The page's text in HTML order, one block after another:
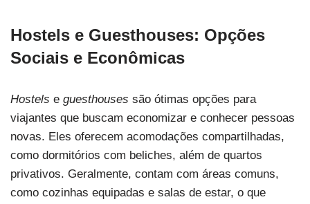
Hostels e Guesthouses: Opções
Sociais e Econômicas
Hostels e guesthouses são ótimas opções para
viajantes que buscam economizar e conhecer pessoas
novas. Eles oferecem acomodações compartilhadas,
como dormitórios com beliches, além de quartos
privativos. Geralmente, contam com áreas comuns,
como cozinhas equipadas e salas de estar, o que